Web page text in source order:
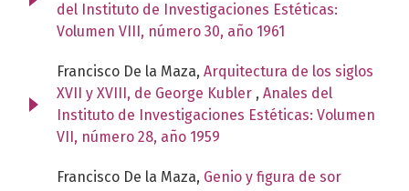
del Instituto de Investigaciones Estéticas:
Volumen VIII, número 30, año 1961
Francisco De la Maza, Arquitectura de los siglos
XVII y XVIII, de George Kubler , Anales del
Instituto de Investigaciones Estéticas: Volumen
VII, número 28, año 1959
Francisco De la Maza, Genio y figura de sor